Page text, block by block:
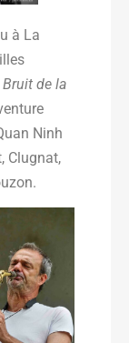
à La
Bruit de la
Ninh
Clugnat,